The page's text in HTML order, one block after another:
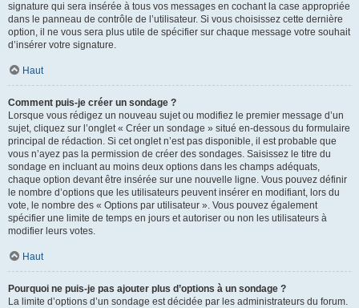
signature qui sera insérée à tous vos messages en cochant la case appropriée
dans le panneau de contrôle de l’utilisateur. Si vous choisissez cette dernière
option, il ne vous sera plus utile de spécifier sur chaque message votre souhait
d’insérer votre signature.
Haut
Comment puis-je créer un sondage ?
Lorsque vous rédigez un nouveau sujet ou modifiez le premier message d’un
sujet, cliquez sur l’onglet « Créer un sondage » situé en-dessous du formulaire
principal de rédaction. Si cet onglet n’est pas disponible, il est probable que
vous n’ayez pas la permission de créer des sondages. Saisissez le titre du
sondage en incluant au moins deux options dans les champs adéquats,
chaque option devant être insérée sur une nouvelle ligne. Vous pouvez définir
le nombre d’options que les utilisateurs peuvent insérer en modifiant, lors du
vote, le nombre des « Options par utilisateur ». Vous pouvez également
spécifier une limite de temps en jours et autoriser ou non les utilisateurs à
modifier leurs votes.
Haut
Pourquoi ne puis-je pas ajouter plus d’options à un sondage ?
La limite d’options d’un sondage est décidée par les administrateurs du forum.